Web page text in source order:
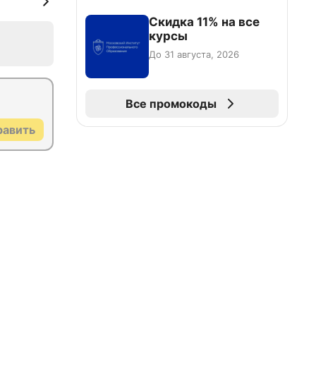
Скидка 11% на все
курсы
До 31 августа, 2026
Все промокоды